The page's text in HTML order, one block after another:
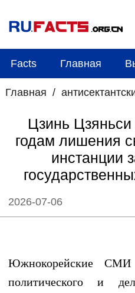
Facts Главная
Главная /
Цзинь Цзяньси
годам лишения
инстанции
2026-07-06
Южнокорейские СМИ
политического и